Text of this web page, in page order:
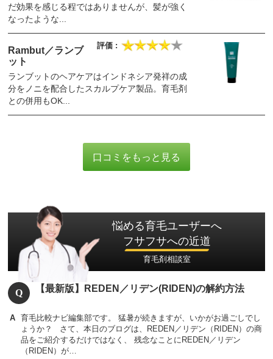
だ効果を感じる程ではありませんが、髪が強く
なったような...
Rambut／ランブ
ット
ランブットのヘアケアはインドネシア発祥の成
分をノニを配合したスカルプケア製品。育毛剤
との併用もOK...
口コミをもっと見る
悩める育毛ユーザーへ
フサフサへの近道
育毛剤相談室
【最新版】REDEN／リデン(RIDEN)の解約方法
育毛比較ナビ編集部です。 猛暑が続きますが、いかがお過ごしでし
ょうか？ さて、本日のブログは、REDEN／リデン（RIDEN）の商
品をご紹介するだけではなく、 残念なことにREDEN／リデン
（RIDEN）が…